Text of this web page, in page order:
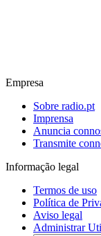
Empresa
Sobre radio.pt
Imprensa
Anuncia
Transmite
Informação legal
Termos de uso
Política de
Aviso legal
Administrar